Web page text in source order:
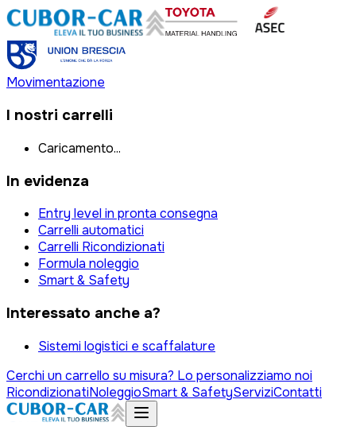
Movimentazione
I nostri carrelli
Caricamento...
In evidenza
Entry level in pronta consegna
Carrelli automatici
Carrelli Ricondizionati
Formula noleggio
Smart & Safety
Interessato anche a?
Sistemi logistici e scaffalature
Cerchi un carrello su misura? Lo personalizziamo noi
RicondizionatiNoleggioSmart & SafetyServiziContatti